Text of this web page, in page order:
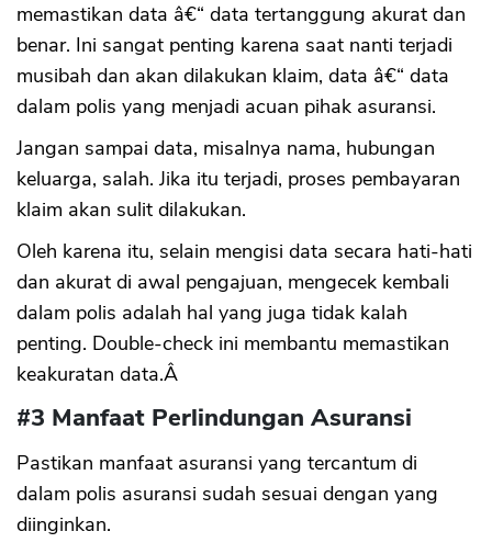
memastikan data â€“ data tertanggung akurat dan
benar. Ini sangat penting karena saat nanti terjadi
musibah dan akan dilakukan klaim, data â€“ data
dalam polis yang menjadi acuan pihak asuransi.
Jangan sampai data, misalnya nama, hubungan
keluarga, salah. Jika itu terjadi, proses pembayaran
klaim akan sulit dilakukan.
Oleh karena itu, selain mengisi data secara hati-hati
dan akurat di awal pengajuan, mengecek kembali
dalam polis adalah hal yang juga tidak kalah
penting. Double-check ini membantu memastikan
keakuratan data.Â
#3 Manfaat Perlindungan Asuransi
Pastikan manfaat asuransi yang tercantum di
dalam polis asuransi sudah sesuai dengan yang
diinginkan.